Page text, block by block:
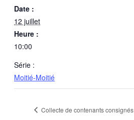
Date :
12 juillet
Heure :
10:00
Série :
Moitié-Moitié
Collecte de contenants consignés